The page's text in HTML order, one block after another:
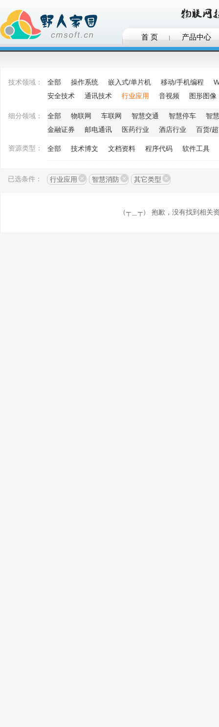
首 页 产品中心
技术领域： 全部 操作系统 嵌入式/单片机 移动/手机编程
安全技术
通讯技术 行业应用 音视频 图形图像
细分领域： 全部 物联网 车联网 智慧交通 智慧停车
智
金融证券
邮电通讯 医药行业 酒店行业 百货/
资源类型： 全部 技术博文 文档资料 程序代码 软件工具
已选条件： 行业应用 智慧消防 其它类型
（┬＿┬） 抱歉，没有找到相关